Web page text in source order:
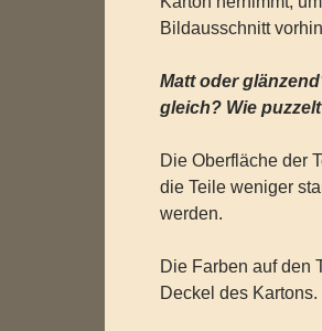
Bildausschnitt
Matt oder
gleich? Wie
Die Oberfläche der
die Teile weniger
werden.
Die Farben auf den
Deckel des Kartons.